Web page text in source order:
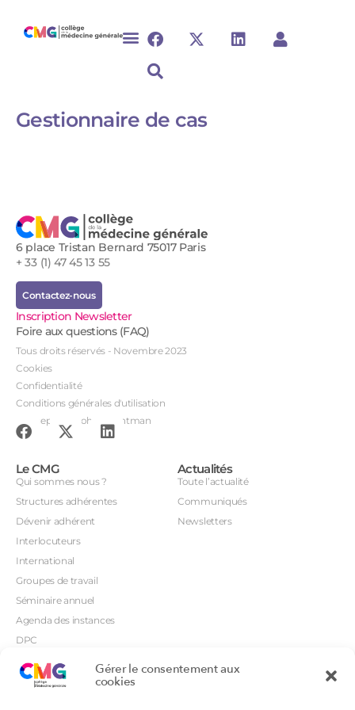
Gérer le consentement aux
cookies
Gestionnaire de cas
6 place Tristan Bernard 75017 Paris
+ 33 (1) 47 45 13 55
Contactez-nous
Inscription Newsletter
Foire aux questions (FAQ)
Tous droits réservés - Novembre 2023
Cookies
Confidentialité
Conditions générales d'utilisation
Conception : John Brightman
Le CMG
Qui sommes nous ?
Structures adhérentes
Dévenir adhérent
Interlocuteurs
International
Groupes de travail
Séminaire annuel
Agenda des instances
DPC
Orientations prioritaires
Actualités
Toute l’actualité
Communiqués
Newsletters